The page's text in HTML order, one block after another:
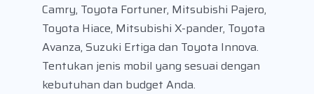
Camry, Toyota Fortuner, Mitsubishi Pajero,
Toyota Hiace, Mitsubishi X-pander, Toyota
Avanza, Suzuki Ertiga dan Toyota Innova.
Tentukan jenis mobil yang sesuai dengan
kebutuhan dan budget Anda.